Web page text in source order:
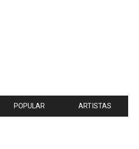
POPULAR ARTISTAS